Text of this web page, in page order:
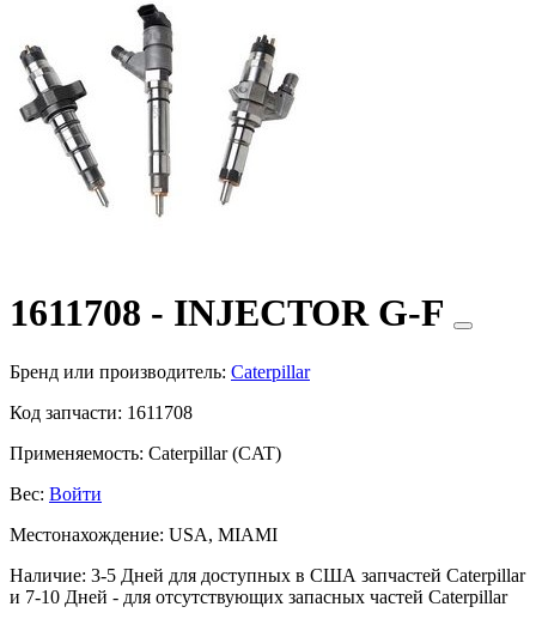
1611708 - INJECTOR G-F
Бренд или производитель: Caterpillar
Код запчасти: 1611708
Применяемость: Caterpillar (CAT)
Вес: Войти
Местонахождение: USA, MIAMI
Наличие: 3-5 Дней для доступных в США запчастей Caterpillar
и 7-10 Дней - для отсутствующих запасных частей Caterpillar